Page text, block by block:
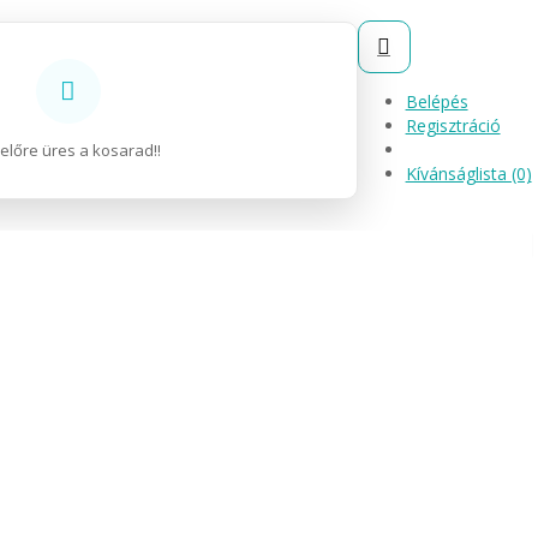
üres a kosarad!!
Belépés
Regisztráció
Kívánságlista (0)